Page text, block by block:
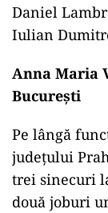
Daniel
Iulian
Anna Maria
București
Pe lângă
județului
trei sinecuri
două joburi